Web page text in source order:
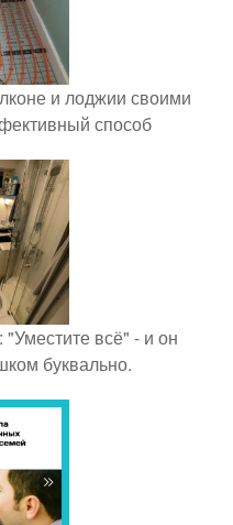
и лоджии своими
способ
"Уместите всё" - и он
буквально.